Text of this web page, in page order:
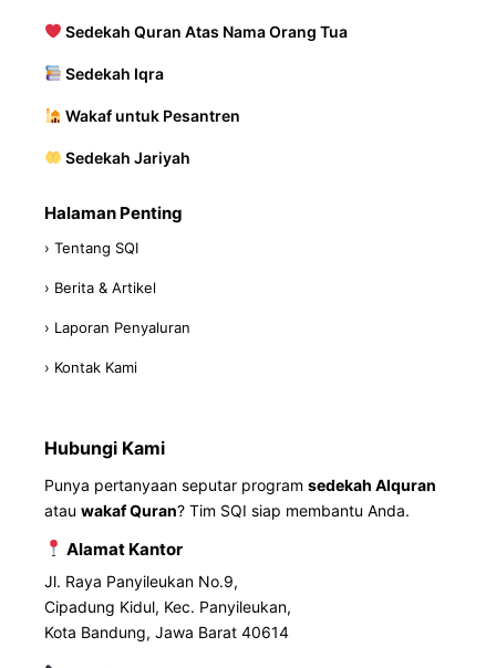
Sedekah Quran Atas Nama Orang Tua
Sedekah Iqra
Wakaf untuk Pesantren
Sedekah Jariyah
Halaman Penting
› Tentang SQI
› Berita & Artikel
› Laporan Penyaluran
› Kontak Kami
Hubungi Kami
Punya pertanyaan seputar program sedekah Alquran
atau wakaf Quran? Tim SQI siap membantu Anda.
Alamat Kantor
Jl. Raya Panyileukan No.9,
Cipadung Kidul, Kec. Panyileukan,
Kota Bandung, Jawa Barat 40614